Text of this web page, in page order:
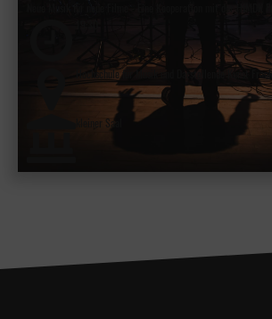
Hochschule für Musik und Darstellende Kunst
kleiner Saal